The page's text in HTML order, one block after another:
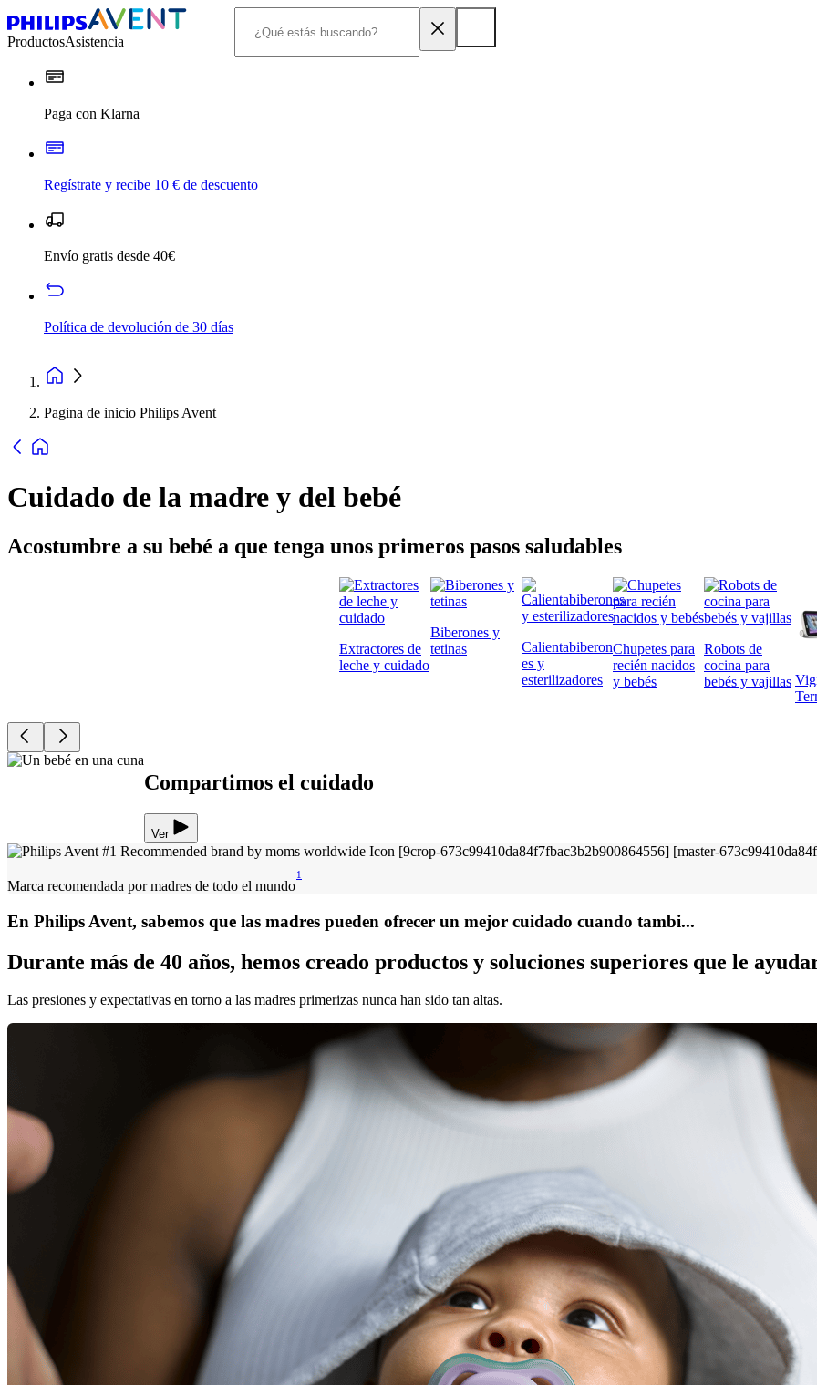
ProductosAsistencia
Paga con Klarna
Regístrate y recibe 10 € de descuento
Envío gratis desde 40€
Política de devolución de 30 días
Pagina de inicio Philips Avent
Cuidado de la madre y del bebé
Acostumbre a su bebé a que tenga unos primeros pasos saludables
Extractores de
leche y cuidado
Biberones y
tetinas
Calientabiberon
es y
esterilizadores
Chupetes para
recién nacidos
y bebés
Robots de
cocina para
bebés y vajillas
Compartimos el cuidado
Ver
Marca recomendada por madres de todo el mundo
1
En Philips Avent, sabemos que las madres pueden ofrecer un mejor cuidado cuando tambi...
Durante más de 40 años, hemos creado productos y soluciones superiores que le
Las presiones y expectativas en torno a las madres primerizas nunca han sido tan altas.